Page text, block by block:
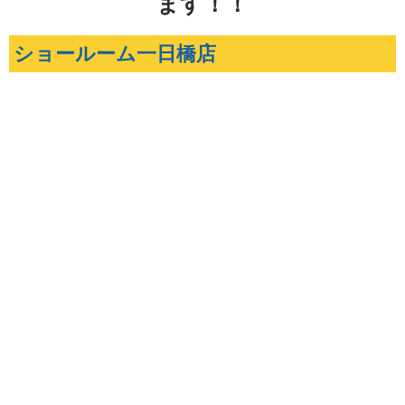
ショールーム一日橋店